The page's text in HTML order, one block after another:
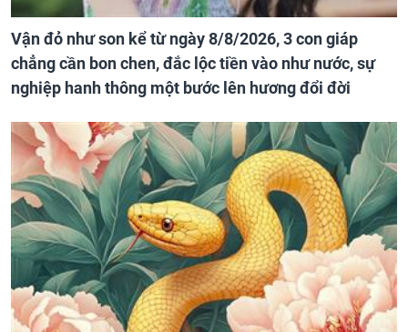
Vận đỏ như son kể từ ngày 8/8/2026, 3 con giáp
chẳng cần bon chen, đắc lộc tiền vào như nước, sự
nghiệp hanh thông một bước lên hương đổi đời